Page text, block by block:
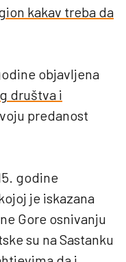
kakav treba da
objavljena
društva i
predanost
godine
je iskazana
Gore osnivanju
su na Sastanku